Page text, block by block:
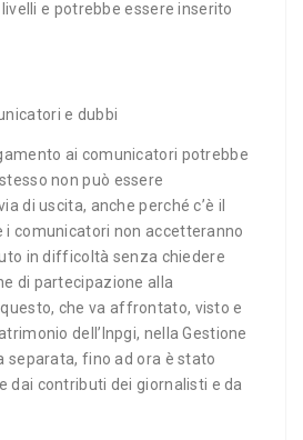
e potrebbe essere inserito
e dubbi
ai comunicatori potrebbe
non può essere
di uscita, anche perché c’è il
i comunicatori non accetteranno
in difficoltà senza chiedere
di partecipazione alla
che va affrontato, visto e
dell’Inpgi, nella Gestione
separata, fino ad ora è stato
dai contributi dei giornalisti e da